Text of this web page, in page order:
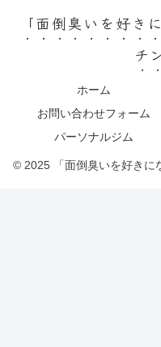
「面倒臭いを好き
チ
ホーム
お問い合わせフォーム
パーソナルジム
© 2025 「面倒臭いを好きに